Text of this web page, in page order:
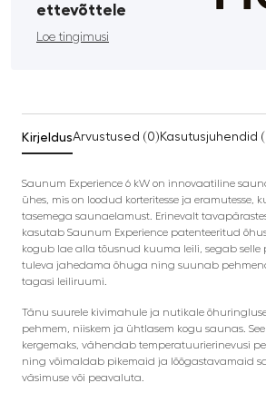
ettevõttele
Loe tingimusi
KirjeldusArvustused (0) Kasutusjuhendid
Saunum Experience 6 kW on innovaatiline
ühes, mis on loodud korteritesse ja eramutesse,
tasemega saunaelamust. Erinevalt
kasutab Saunum Experience patenteeritud
kogub lae alla tõusnud kuuma leili, segab
tuleva jahedama õhuga ning suunab
tagasi leiliruumi.
Tänu suurele kivimahule ja nutikale
pehmem, niiskem ja ühtlasem kogu saunas.
kergemaks, vähendab temperatuurierinevusi
ning võimaldab pikemaid ja lõõgastavamaid
väsimuse või peavaluta.